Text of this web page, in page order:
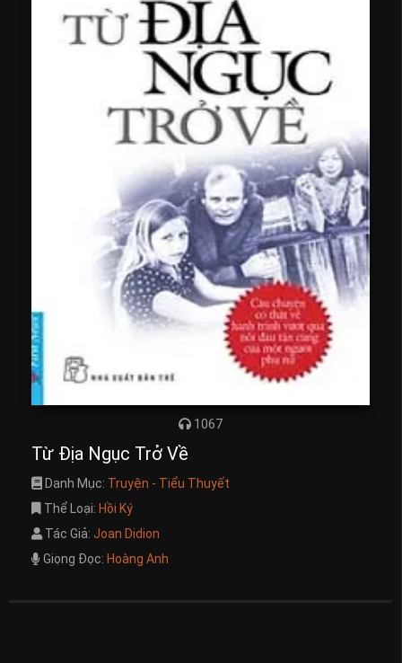
1067
Từ Địa Ngục Trở Về
Danh Mục: Truyện - Tiểu Thuyết
Thể Loại: Hồi Ký
Tác Giả: Joan Didion
Giọng Đọc: Hoàng Anh